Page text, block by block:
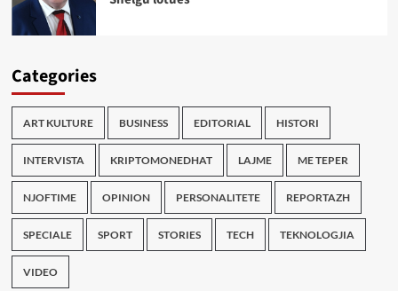
Categories
ART KULTURE BUSINESS EDITORIAL HISTORI
INTERVISTA KRIPTOMONEDHAT LAJME ME TEPER
NJOFTIME OPINION PERSONALITETE REPORTAZH
SPECIALE SPORT STORIES TECH TEKNOLOGJIA
VIDEO